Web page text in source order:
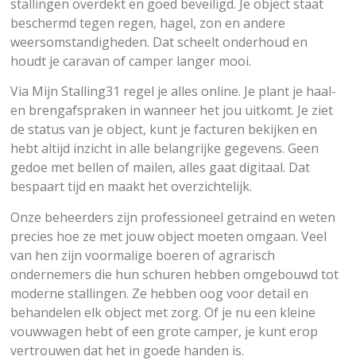
stallingen overdekt en goed beveiligd. Je object staat
beschermd tegen regen, hagel, zon en andere
weersomstandigheden. Dat scheelt onderhoud en
houdt je caravan of camper langer mooi.
Via Mijn Stalling31 regel je alles online. Je plant je haal-
en brengafspraken in wanneer het jou uitkomt. Je ziet
de status van je object, kunt je facturen bekijken en
hebt altijd inzicht in alle belangrijke gegevens. Geen
gedoe met bellen of mailen, alles gaat digitaal. Dat
bespaart tijd en maakt het overzichtelijk.
Onze beheerders zijn professioneel getraind en weten
precies hoe ze met jouw object moeten omgaan. Veel
van hen zijn voormalige boeren of agrarisch
ondernemers die hun schuren hebben omgebouwd tot
moderne stallingen. Ze hebben oog voor detail en
behandelen elk object met zorg. Of je nu een kleine
vouwwagen hebt of een grote camper, je kunt erop
vertrouwen dat het in goede handen is.